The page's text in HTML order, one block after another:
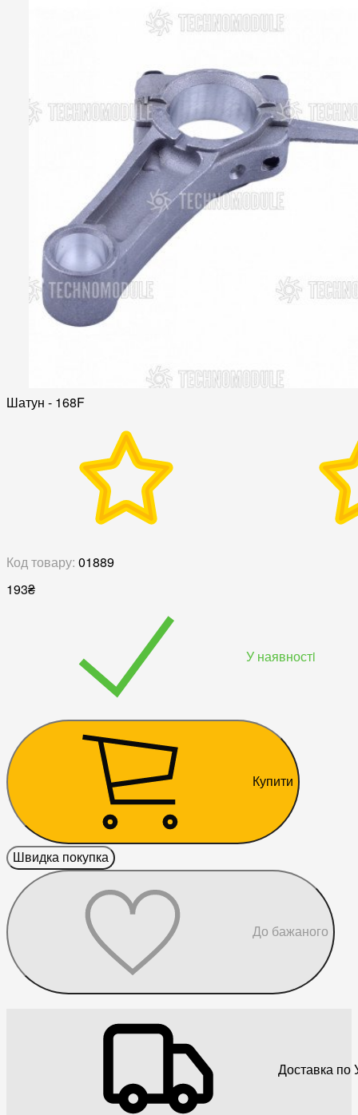
Шатун - 168F
Код товару: 01889
193₴
У наявностi
Купити
Швидка покупка
До бажаного
Доставка по